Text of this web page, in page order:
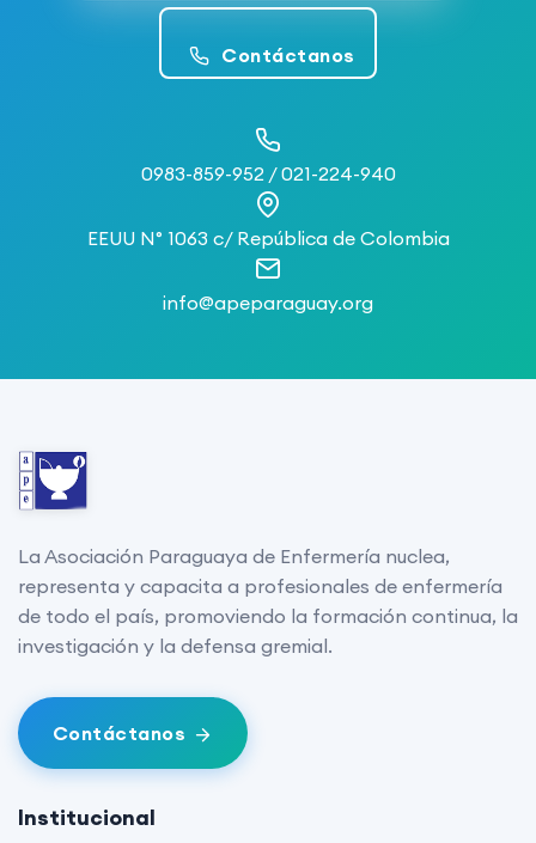
Contáctanos
0983-859-952 / 021-224-940
EEUU N° 1063 c/ República de Colombia
info@apeparaguay.org
La Asociación Paraguaya de Enfermería nuclea,
representa y capacita a profesionales de enfermería
de todo el país, promoviendo la formación continua, la
investigación y la defensa gremial.
Contáctanos
Institucional